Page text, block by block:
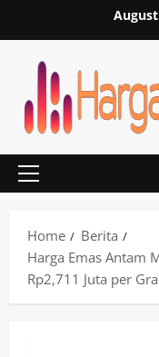
Primary
Home
Berita
Harga Emas Antam
Rp2,711 Juta per